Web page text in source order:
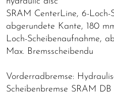
SRAM CenterLine, 6-Loch-
abgerundete Kante, 180
Loch-Scheibenaufnahme,
Max. Bremsscheibendu
Vorderradbremse:
Scheibenbremse SRAM